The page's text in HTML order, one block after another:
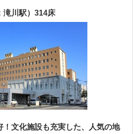
滝川駅）314床
文化施設も充実した、人気の地